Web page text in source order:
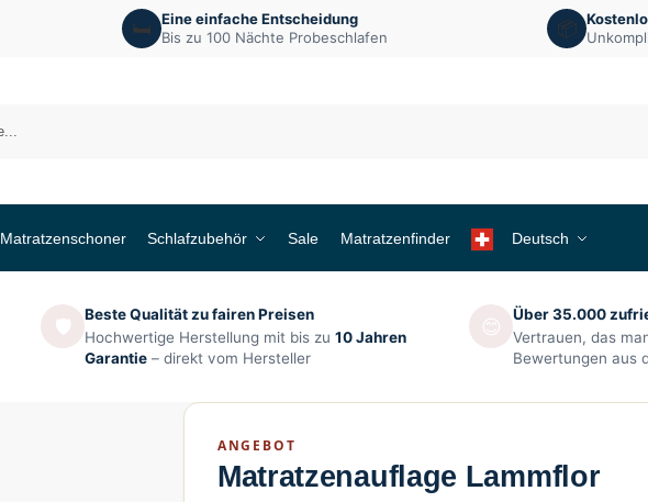
🛏️
Eine einfache Entscheidung
Bis zu 100 Nächte Probeschlafen
📦
Matratzenschoner Schlafzubehör Sale Matratzenfinder Deutsch
Beste Qualität zu fairen Preisen
Hochwertige Herstellung mit bis zu 10 Jahren
Garantie – direkt vom Hersteller
Über 35.000
Vertrauen, das
Bewertungen aus
ANGEBOT
Matratzenauflage Lammflor